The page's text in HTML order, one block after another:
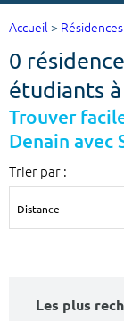
Ville, école
Accueil >
0
étudiants à
Trouver
Denain avec
Trier par :
Les plus